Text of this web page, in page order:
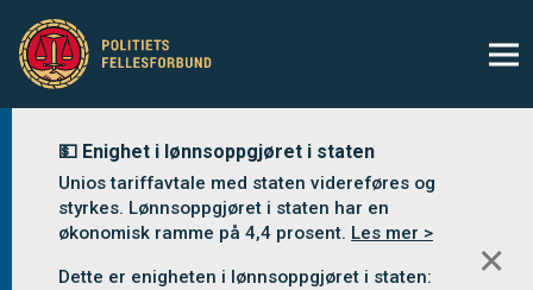
💵 Enighet i lønnsoppgjøret i staten
Unios tariffavtale med staten videreføres og
styrkes. Lønnsoppgjøret i staten har en
økonomisk ramme på 4,4 prosent. Les mer >
Dette er enigheten i lønnsoppgjøret i staten:
✕